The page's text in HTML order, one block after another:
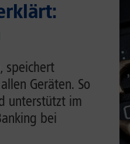
speichert
Geräten. So
unterstützt im
bei